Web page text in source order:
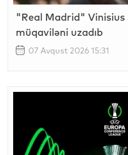
"Real Madrid" Vinisius
müqaviləni uzadıb
07 Avqust 2026 15:31